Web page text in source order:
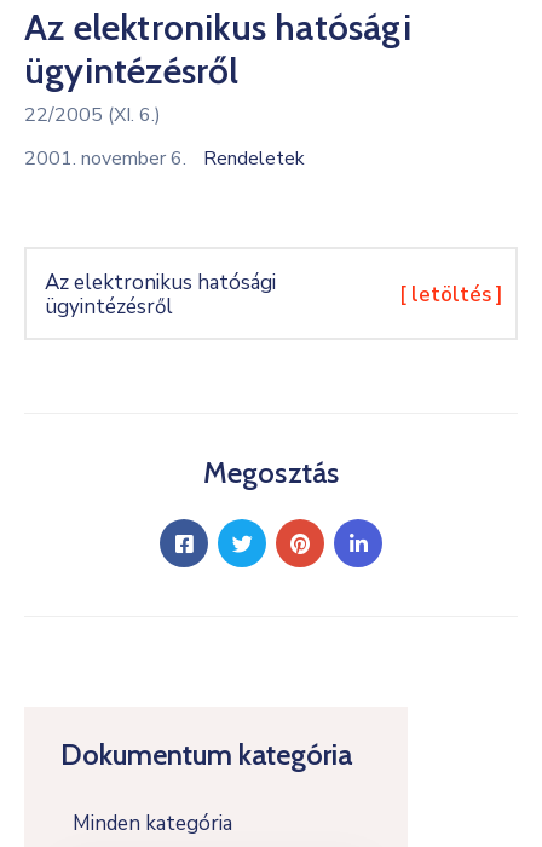
Kultúra
Keresés
Dokumentum kategória
Minden kategória
Az elektronikus hatósági
ügyintézésről
22/2005 (XI. 6.)
2001. november 6.
Rendeletek
Az elektronikus hatósági
ügyintézésről
[ letöltés ]
Megosztás